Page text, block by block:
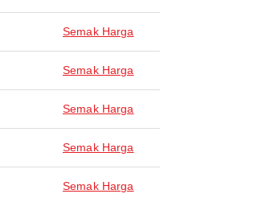
Semak Harga
Semak Harga
Semak Harga
Semak Harga
Semak Harga